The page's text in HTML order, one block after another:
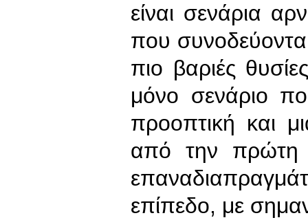
είναι σενάρια
που
πιο βαριές
μόνο σενάριο
προοπτική και
από την πρώτη
επίπεδο, με